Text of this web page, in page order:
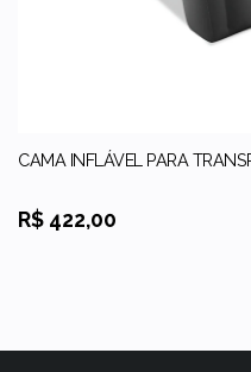
CAMA INFLÁVEL PARA
R$ 422,00